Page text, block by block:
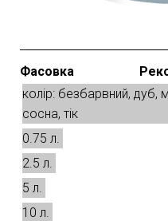
Фасовка
колір: безбарвний, дуб,
сосна, тік
0.75 л.
2.5 л.
5 л.
10 л.